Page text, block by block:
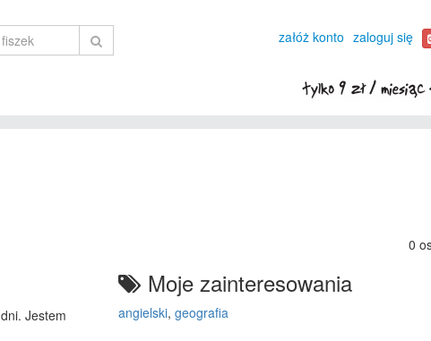
załóż konto zaloguj się
0
dni. Jestem
Moje zainteresowania
angielski, geografia